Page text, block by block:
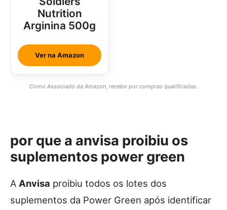
Nutrition
Arginina 500g
Ver na Amazon
Como Associado da Amazon, recebo por compras qualificadas.
por que a anvisa proibiu os
suplementos power green
A Anvisa proibiu todos os lotes dos
suplementos da Power Green após identificar